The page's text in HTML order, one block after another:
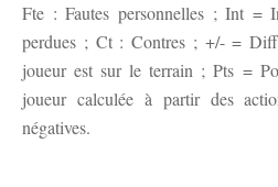
Fte : Fautes personnelles ; Int =
perdues ; Ct : Contres ; +/- =
joueur est sur le terrain ; Pts =
joueur calculée à partir des
négatives.